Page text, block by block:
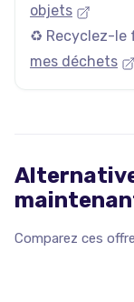
objets
♻️ Recyclez-le
mes déchets
Comparez ces